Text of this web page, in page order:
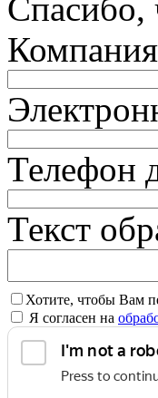
Спасибо,
Телефон
Текст
Хотите, чтобы Вам
Я согласен на